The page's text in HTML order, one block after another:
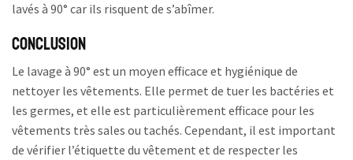
lavés à 90° car ils risquent de s’abîmer.
Conclusion
Le lavage à 90° est un moyen efficace et hygiénique de
nettoyer les vêtements. Elle permet de tuer les bactéries et
les germes, et elle est particulièrement efficace pour les
vêtements très sales ou tachés. Cependant, il est important
de vérifier l’étiquette du vêtement et de respecter les